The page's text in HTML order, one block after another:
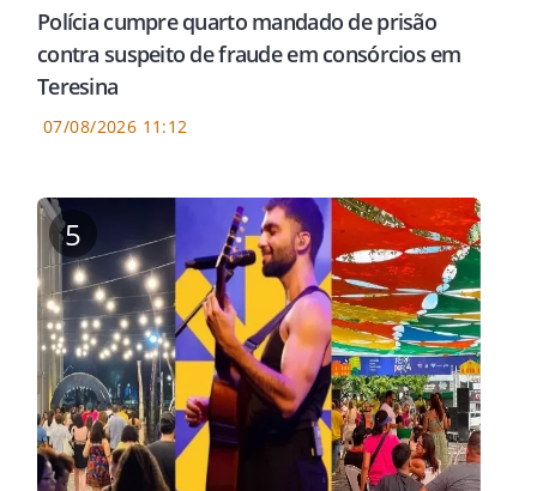
Polícia cumpre quarto mandado de prisão
contra suspeito de fraude em consórcios em
Teresina
07/08/2026 11:12
5